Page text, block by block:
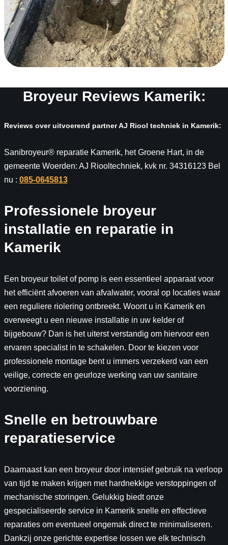
Broyeur Reviews Kamerik:
Reviews over uitvoerend partner AJ Riool techniek in Kamerik:
Sanibroyeur® reparatie Kamerik, het Groene Hart, in de
gemeente Woerden: AJ Riooltechniek, kvk nr. 34316123 Bel
nu : 085-0645813
Professionele broyeur
installatie en reparatie in
Kamerik
Een broyeur toilet of pomp is een essentieel apparaat voor
het efficiënt afvoeren van afvalwater, vooral op locaties waar
een reguliere riolering ontbreekt. Woont u in Kamerik en
overweegt u een nieuwe installatie in uw kelder of
bijgebouw? Dan is het uiterst verstandig om hiervoor een
ervaren specialist in te schakelen. Door te kiezen voor
professionele montage bent u immers verzekerd van een
veilige, correcte en geurloze werking van uw sanitaire
voorziening.
Snelle en betrouwbare
reparatieservice
Daarnaast kan een broyeur door intensief gebruik na verloop
van tijd te maken krijgen met hardnekkige verstoppingen of
mechanische storingen. Gelukkig biedt onze
gespecialiseerde service in Kamerik snelle en effectieve
reparaties om eventueel ongemak direct te minimaliseren.
Dankzij onze gerichte expertise lossen we elk technisch